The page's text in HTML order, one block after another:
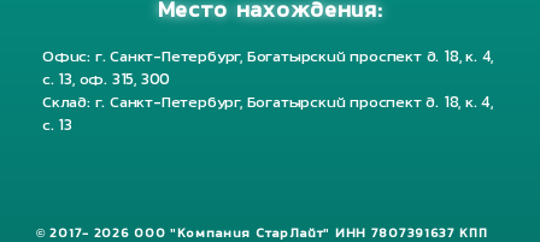
Место нахождения:
Офис: г. Санкт-Петербург, Богатырский проспект д. 18, к. 4,
с. 13, оф. 315, 300
Склад: г. Санкт-Петербург, Богатырский проспект д. 18, к. 4,
с. 13
© 2017- 2026 ООО "Компания СтарЛайт" ИНН 7807391637 КПП